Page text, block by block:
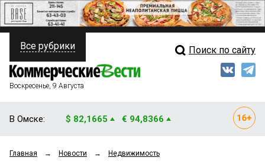
ПОЛИТИКА
ФИНАНСЫ
ОБЩЕСТВО
Свежий выпуск
Мнения
Все рубрики Поиск по сайту
Воскресенье, 9 Августа
В Омске: $ 82,1665 € 94,8366
Главная → Новости → Недвижимость